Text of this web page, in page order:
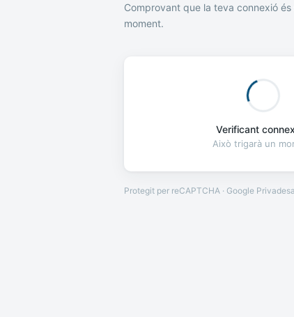
Comprovant que la teva connexió és
moment.
Verificant
Això trigarà un
Protegit per reCAPTCHA · Google Privadesa